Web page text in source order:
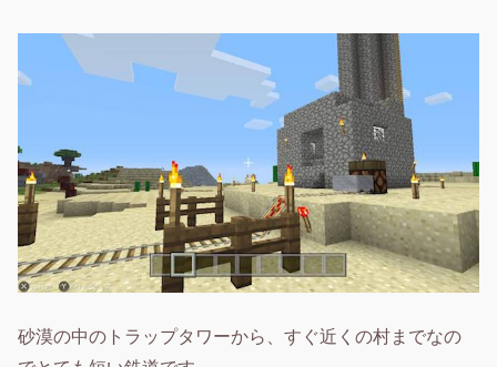
砂漠の中のトラップタワーから、すぐ近くの村までなの